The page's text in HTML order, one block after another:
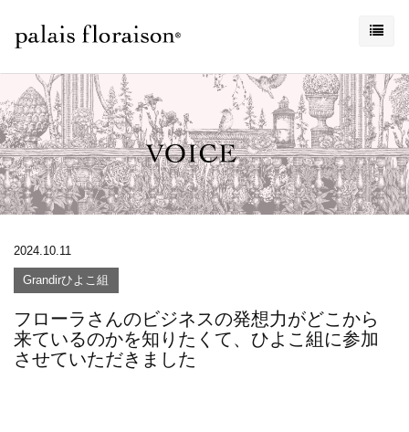
2024.10.11
Grandirひよこ組
フローラさんのビジネスの発想力がどこから
来ているのかを知りたくて、ひよこ組に参加
させていただきました